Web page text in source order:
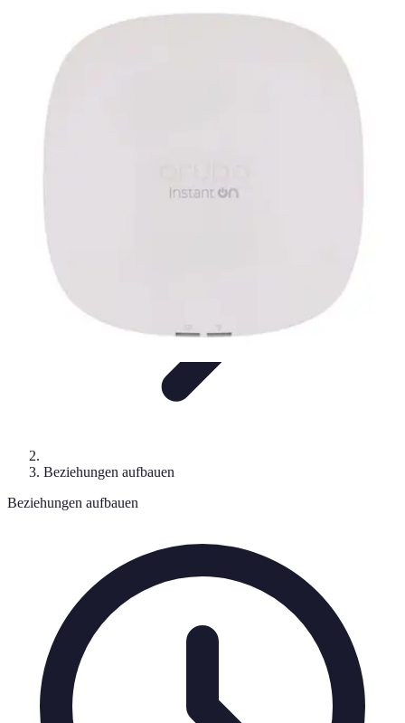
Netzwerkstrategien
Karriere und
NetworkingStrategien
Vernetzt Bleiben
Beziehungen aufbauen
Beziehungen aufbauen